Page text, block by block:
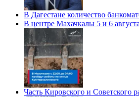
В Дагестане количество
В центре Махачкалы 5 и 6
Часть Кировского и Советского